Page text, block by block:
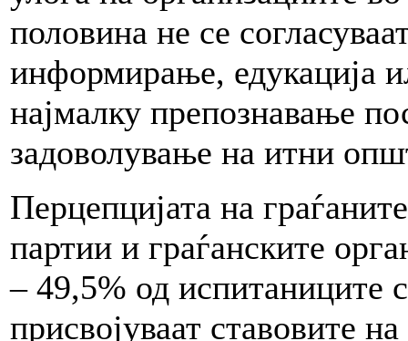
половина не се
информирање, едукација
најмалку препознавање
задоволување на итни
Перцепцијата на
партии и граѓанските
– 49,5% од испитаниците
присвојуваат ставовите